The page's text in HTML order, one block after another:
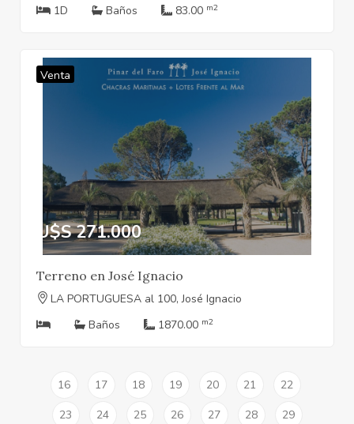
1D
Baños 83.00 m2
Venta
U$S 271.000
Terreno en José Ignacio
LA PORTUGUESA al 100, José Ignacio
Baños
1870.00 m2
16 17 18 19 20 21
22
23
24 25 26 27 28
29